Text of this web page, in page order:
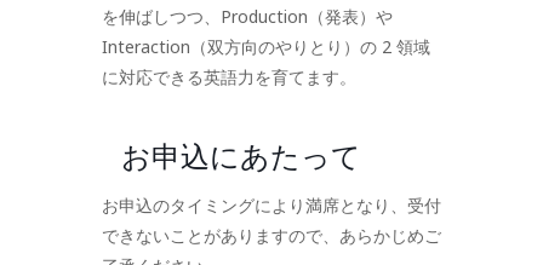
を伸ばしつつ、Production（発表）や
Interaction（双方向のやりとり）の 2 領域
に対応できる英語力を育てます。
お申込にあたって
お申込のタイミングにより満席となり、受付
できないことがありますので、あらかじめご